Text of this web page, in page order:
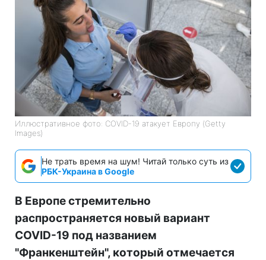
Иллюстративное фото: COVID-19 атакует Европу (Getty
Images)
Не трать время на шум! Читай только суть из
РБК-Украина в Google
В Европе стремительно
распространяется новый вариант
COVID-19 под названием
"Франкенштейн", который отмечается